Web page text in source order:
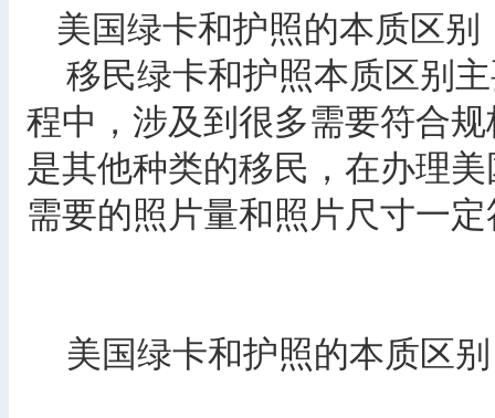
美国绿卡和护照的本质区别
移民绿卡和护照本质区别
程中，涉及到很多需要符合
是其他种类的移民，在办理
需要的照片量和照片尺寸一
美国绿卡和护照的本质区别